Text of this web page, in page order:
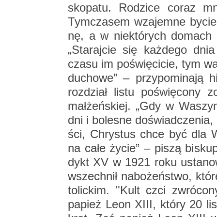
sko­pa­tu. Ro­dzi­ce coraz
Tym­cza­sem wza­jem­ne
nę, a w nie­któ­rych
„Sta­raj­cie się każ­de­go
czasu im po­świę­ci­cie, tym
du­cho­we” – przy­po­mi­na­ją
roz­dział listu po­świę­co­ny
mał­żeń­skiej. „Gdy w
dni i bo­le­sne
ści, Chry­stus chce być dla
na całe życie” – piszą
dykt XV w 1921 roku
wszech­nił na­bo­żeń­stwo,
to­lic­kim. "Kult czci
pa­pież Leon XIII, który 20